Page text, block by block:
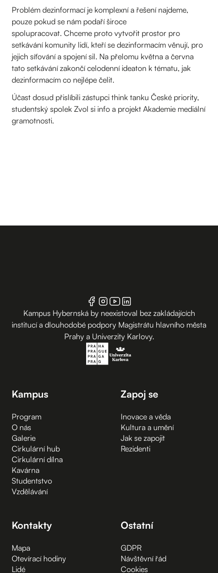
Problém dezinformací je komplexní a řešení najdeme,
pouze pokud se nám podaří široce
spolupracovat. Chceme proto vytvořit prostor pro
setkávání komunity lidí, kteří se dezinformacím věnují, pro
jejich síťování a spojení sil. Na přelomu května a června
tato setkávání zakončí celodenní ideaton k tématu, jak
dezinformacím co nejlépe čelit.
Účast dosud přislíbili zástupci think tanku České priority,
studentský spolek Zvol si info a projekt Akademie mediální
gramotnosti.
Kampus Hybernská by neexistoval bez zakládajících
institucí a dlouhodobé podpory Magistrátu hlavního města
Prahy a Univerzity Karlovy.
Kampus
Program
O nás
Galerie
Cirkulární hub
Cirkulární dílna
Kavárna
Studentstvo
Vzdělávání
Zapoj se
Inovace a věda
Kultura a umění
Jak se zapojit
Rezidenti
Kontakty
Mapa
Otevírací hodiny
Lidé
Ostatní
GDPR
Návštěvní řád
Cookies